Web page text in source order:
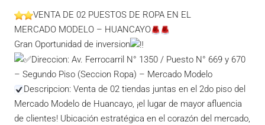
VENTA DE 02 PUESTOS DE ROPA EN EL
MERCADO MODELO – HUANCAYO
Gran Oportunidad de inversion
Direccion: Av. Ferrocarril N° 1350 / Puesto N° 669 y 670
– Segundo Piso (Seccion Ropa) – Mercado Modelo
Descripcion: Venta de 02 tiendas juntas en el 2do piso del
Mercado Modelo de Huancayo, ¡el lugar de mayor afluencia
de clientes! Ubicación estratégica en el corazón del mercado,